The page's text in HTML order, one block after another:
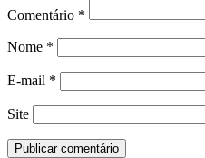
Comentário *
Nome *
E-mail *
Site